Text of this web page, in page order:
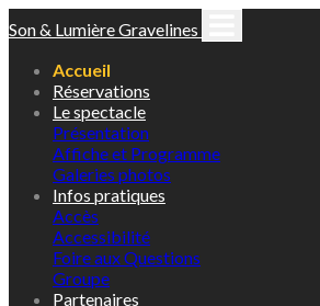
Son & Lumière Gravelines
Accueil
Réservations
Le spectacle
Présentation
Affiche et Programme
Galeries photos
Infos pratiques
Accès
Accessibilité
Foire aux Questions
Groupe
Partenaires